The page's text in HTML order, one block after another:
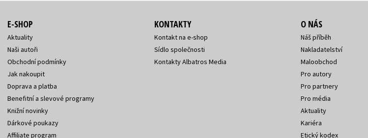
E-SHOP
Aktuality
Naši autoři
Obchodní podmínky
Jak nakoupit
Doprava a platba
Benefitní a slevové programy
Knižní novinky
Dárkové poukazy
Affiliate program
KONTAKTY
Kontakt na e-shop
Sídlo společnosti
Kontakty Albatros Media
O NÁS
Náš příběh
Nakladatelství
Maloobchod
Pro autory
Pro partnery
Pro média
Aktuality
Kariéra
Etický kodex